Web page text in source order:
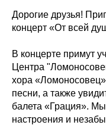
Дорогие друзья!
концерт «От всей
В концерте примут
Центра
хора
песни, а также
балета «Грация».
настроения и